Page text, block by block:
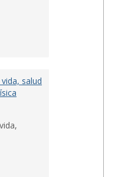
salud